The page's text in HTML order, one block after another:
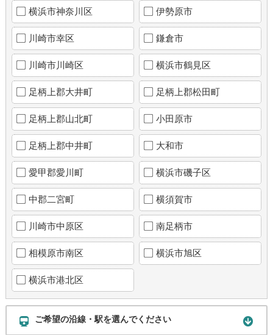
横浜市神奈川区 伊勢原市
川崎市幸区 鎌倉市
川崎市川崎区 横浜市鶴見区
足柄上郡大井町 足柄上郡松田町
足柄上郡山北町 小田原市
足柄上郡中井町 大和市
愛甲郡愛川町 横浜市磯子区
中郡二宮町 横須賀市
川崎市中原区 南足柄市
相模原市南区 横浜市旭区
横浜市港北区
ご希望の沿線・駅を選んでください